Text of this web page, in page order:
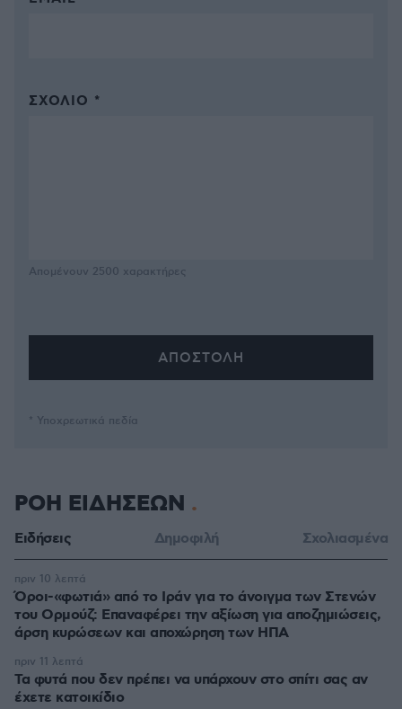
ΣΧΌΛΙΟ *
Απομένουν 2500 χαρακτήρες
* Υποχρεωτικά πεδία
ΡΟΗ ΕΙΔΗΣΕΩΝ
Ειδήσεις Δημοφιλή Σχολιασμένα
Όροι-«φωτιά» από το Ιράν για το άνοιγμα των Στενών
του Ορμούζ: Επαναφέρει την αξίωση για αποζημιώσεις,
άρση κυρώσεων και αποχώρηση των ΗΠΑ
πριν 10 λεπτά
Τα φυτά που δεν πρέπει να υπάρχουν στο σπίτι σας αν
έχετε κατοικίδιο
πριν 11 λεπτά